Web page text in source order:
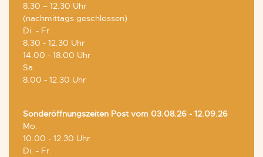
8.30 – 12.30 Uhr
(nachmittags geschlossen)
Di. - Fr.
8.30 - 12.30 Uhr
14.00 - 18.00 Uhr
Sa.
8.00 - 12.30 Uhr
Sonderöffnungszeiten Post vom 03.08.26 - 12.09.26
Mo.
10.00 - 12.30 Uhr
Di. - Fr.